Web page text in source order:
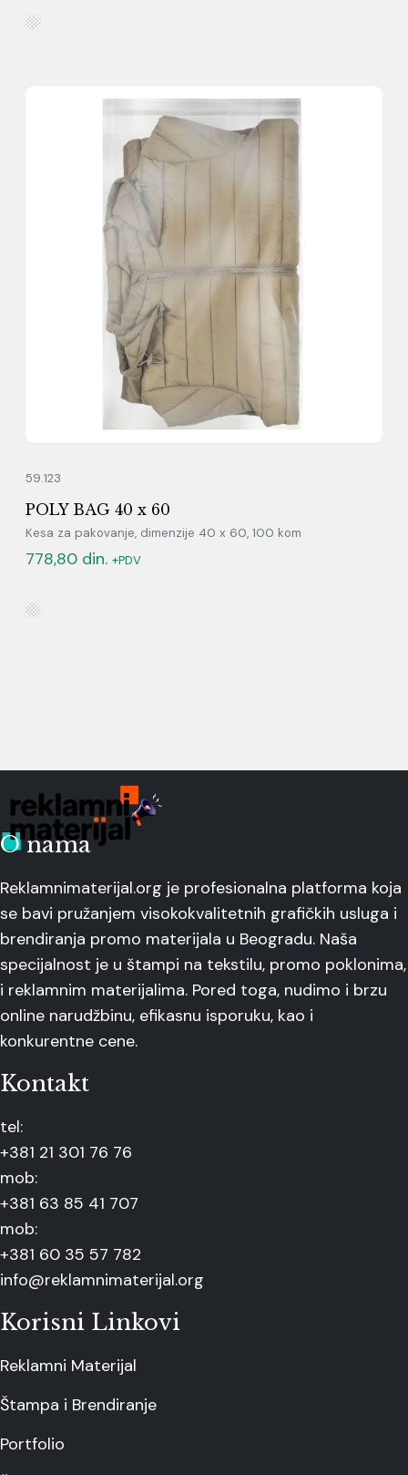
59.123
POLY BAG 40 x 60
Kesa za pakovanje, dimenzije 40 x 60, 100 kom
778,80 din. +PDV
O nama
Reklamnimaterijal.org je profesionalna platforma koja
se bavi pružanjem visokokvalitetnih grafičkih usluga i
brendiranja promo materijala u Beogradu. Naša
specijalnost je u štampi na tekstilu, promo poklonima,
i reklamnim materijalima. Pored toga, nudimo i brzu
online narudžbinu, efikasnu isporuku, kao i
konkurentne cene.
Kontakt
tel:
+381 21 301 76 76
mob:
+381 63 85 41 707
mob:
+381 60 35 57 782
info@reklamnimaterijal.org
Korisni Linkovi
Reklamni Materijal
Štampa i Brendiranje
Portfolio